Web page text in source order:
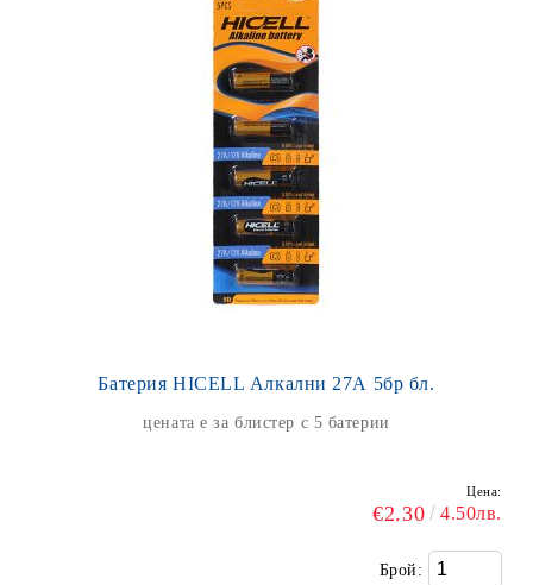
Батерия HICELL Алкални 27А 5бр бл.
цената е за блистер с 5 батерии
Цена:
€2.30 4.50лв.
Брой: